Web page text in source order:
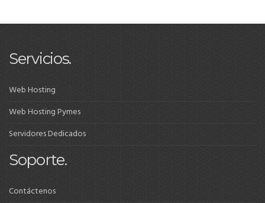
Servicios.
Web Hosting
Web Hosting Pymes
Servidores Dedicados
Soporte.
Contáctenos